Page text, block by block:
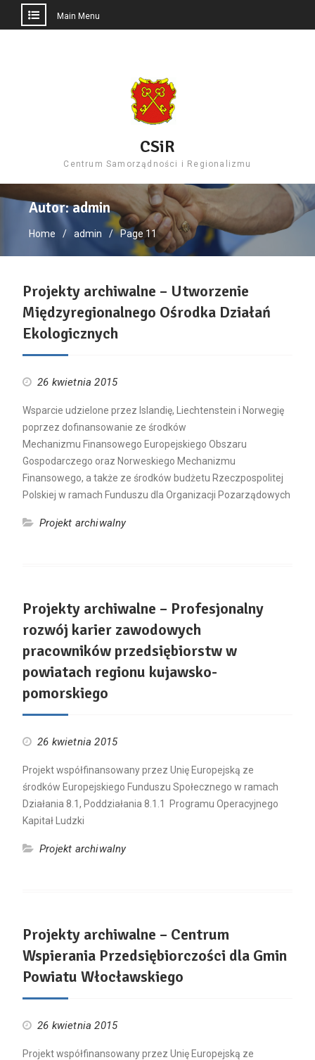
Main Menu
CSiR
Centrum Samorządności i Regionalizmu
Autor:admin
Home admin Page 11
Projekty archiwalne – Utworzenie
Międzyregionalnego Ośrodka Działań
Ekologicznych
26 kwietnia 2015
Wsparcie udzielone przez Islandię, Liechtenstein i Norwegię
poprzez dofinansowanie ze środków
Mechanizmu Finansowego Europejskiego Obszaru
Gospodarczego oraz Norweskiego Mechanizmu
Finansowego, a także ze środków budżetu Rzeczpospolitej
Polskiej w ramach Funduszu dla Organizacji Pozarządowych
Projekt archiwalny
Projekty archiwalne – Profesjonalny
rozwój karier zawodowych
pracowników przedsiębiorstw w
powiatach regionu kujawsko-
pomorskiego
26 kwietnia 2015
Projekt współfinansowany przez Unię Europejską ze
środków Europejskiego Funduszu Społecznego w ramach
Działania 8.1, Poddziałania 8.1.1 Programu Operacyjnego
Kapitał Ludzki
Projekt archiwalny
Projekty archiwalne – Centrum
Wspierania Przedsiębiorczości dla Gmin
Powiatu Włocławskiego
26 kwietnia 2015
Projekt współfinansowany przez Unię Europejską ze